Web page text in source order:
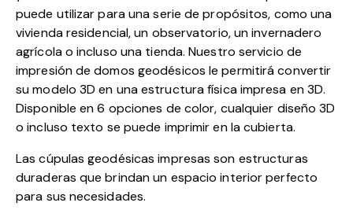
puede utilizar para una serie de propósitos, como una
vivienda residencial, un observatorio, un invernadero
agrícola o incluso una tienda. Nuestro servicio de
impresión de domos geodésicos le permitirá convertir
su modelo 3D en una estructura física impresa en 3D.
Disponible en 6 opciones de color, cualquier diseño 3D
o incluso texto se puede imprimir en la cubierta.
Las cúpulas geodésicas impresas son estructuras
duraderas que brindan un espacio interior perfecto
para sus necesidades.